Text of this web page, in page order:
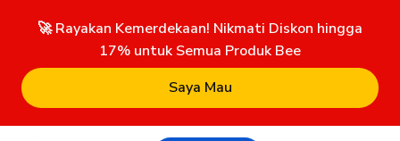
🚀 Rayakan Kemerdekaan! Nikmati Diskon hingga
17% untuk Semua Produk Bee
Saya Mau